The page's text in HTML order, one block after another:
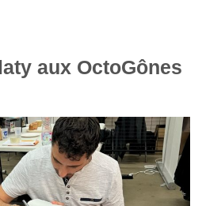
aux OctoGônes